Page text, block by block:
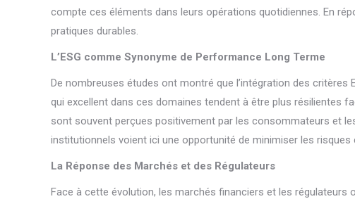
compte ces éléments dans leurs opérations quotidiennes. En
pratiques durables.
L’ESG comme Synonyme de Performance Long Terme
De nombreuses études ont montré que l’intégration des
qui excellent dans ces domaines tendent à être plus résilientes
sont souvent perçues positivement par les consommateurs et
institutionnels voient ici une opportunité de minimiser les
La Réponse des Marchés et des Régulateurs
Face à cette évolution, les marchés financiers et les régulateurs